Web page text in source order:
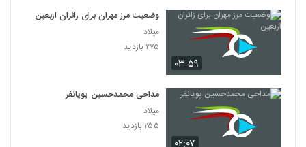
۰۳:۵۹
وضعیت مرز مهران برای زائران اربعین
میلاد
۲۷۵ بازدید
مداحی محمدحسین پویانفر
میلاد
۲۵۵ بازدید